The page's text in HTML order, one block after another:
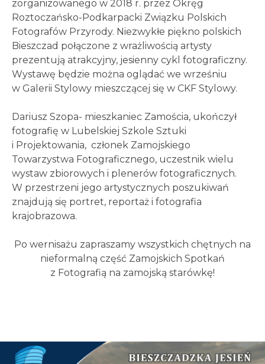
zorganizowanego w 2018 r. przez Okręg
Roztoczańsko-Podkarpacki Związku Polskich
Fotografów Przyrody. Niezwykłe piękno polskich
Bieszczad połączone z wrażliwością artysty
prezentują atrakcyjny, jesienny cykl fotograficzny.
Wystawę będzie można oglądać we wrześniu
w Galerii Stylowy mieszczącej się w CKF Stylowy.
Dariusz Szopa- mieszkaniec Zamościa, ukończył
fotografię w Lubelskiej Szkole Sztuki
i Projektowania, członek Zamojskiego
Towarzystwa Fotograficznego, uczestnik wielu
wystaw zbiorowych i plenerów fotograficznych.
W przestrzeni jego artystycznych poszukiwań
znajdują się portret, reportaż i fotografia
krajobrazowa.
Po wernisażu zapraszamy wszystkich chętnych na
nieformalną część Zamojskich Spotkań
z Fotografią na zamojską starówkę!